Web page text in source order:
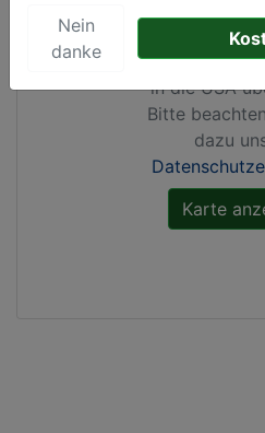
gesetzt, Ihre
gespeichert
in die USA
Bitte
dazu
Nein
danke